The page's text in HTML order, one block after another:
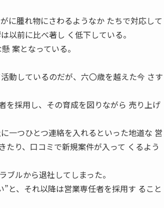
に腫れ物にさわるようなか たちで対応して
以前に比べ著し く低下している。
案となっている。
動しているのだが、六〇歳を越えた今 さす
を採用し、その育成を図りながら 売り上げ
一つひとつ連絡を入れるといった地道な 営
り、口コミで新規案件が入って くるよう
ルから退社してしまった。
と、それ以降は営業専任者を採用す ること